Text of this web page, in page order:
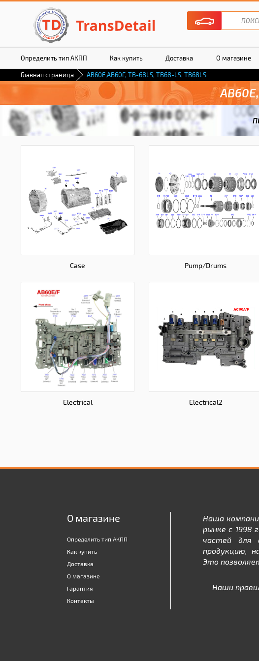
Определить тип АКПП Как купить Доставка О магазине
Главная страница AB60E,AB60F, TB-68LS, TB68-LS, TB68LS
Case Pump/Drums
Electrical Electrical2
О магазине
Определить тип АКПП
Как купить
Доставка
О магазине
Гарантия
Контакты
Наша
рынке с 1998
частей для
продукцию,
Это
Наши